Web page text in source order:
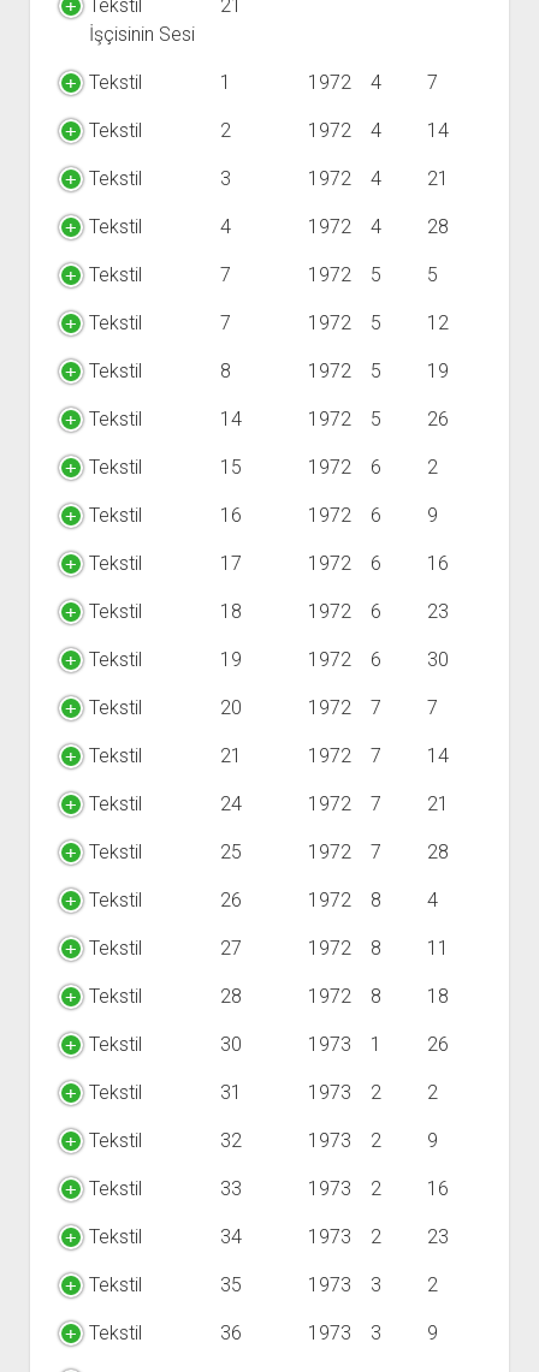
Tekstil
İşçisinin Sesi
21
Tekstil 1 1972 4 7
Tekstil 2 1972 4 14
Tekstil 3 1972 4 21
Tekstil 4 1972 4 28
Tekstil 7 1972 5 5
Tekstil 7 1972 5 12
Tekstil 8 1972 5 19
Tekstil 14 1972 5 26
Tekstil 15 1972 6 2
Tekstil 16 1972 6 9
Tekstil 17 1972 6 16
Tekstil 18 1972 6 23
Tekstil 19 1972 6 30
Tekstil 20 1972 7 7
Tekstil 21 1972 7 14
Tekstil 24 1972 7 21
Tekstil 25 1972 7 28
Tekstil 26 1972 8 4
Tekstil 27 1972 8 11
Tekstil 28 1972 8 18
Tekstil 30 1973 1 26
Tekstil 31 1973 2 2
Tekstil 32 1973 2 9
Tekstil 33 1973 2 16
Tekstil 34 1973 2 23
Tekstil 35 1973 3 2
Tekstil 36 1973 3 9